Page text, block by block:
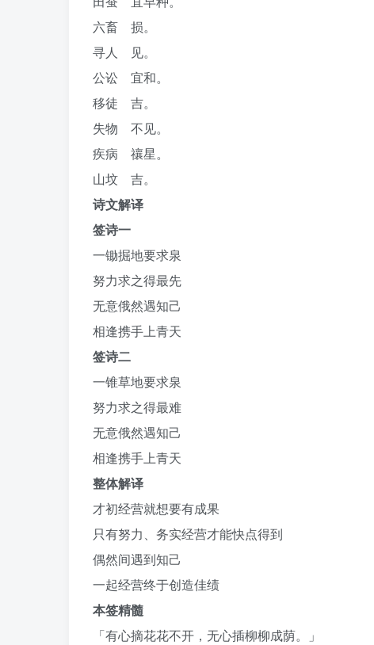
六畜 损。
寻人 见。
公讼 宜和。
移徒 吉。
失物 不见。
疾病 禳星。
山坟 吉。
诗文解译
签诗一
一锄掘地要求泉
努力求之得最先
无意俄然遇知己
相逢携手上青天
签诗二
一锥草地要求泉
努力求之得最难
无意俄然遇知己
相逢携手上青天
整体解译
才初经营就想要有成果
只有努力、务实经营才能快点得到
偶然间遇到知己
一起经营终于创造佳绩
本签精髓
「有心摘花花不开，无心插柳柳成荫。」